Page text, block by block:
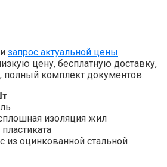
запрос актуальной цены
цену, бесплатную доставку,
полный комплект документов.
изоляция жил
из оцинкованной стальной